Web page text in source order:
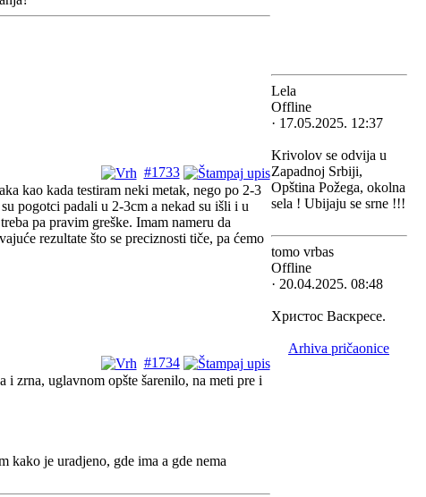
#1733
kao kada testiram neki metak, nego po 2-3
pogotci padali u 2-3cm a nekad su išli i u
pa pravim greške. Imam nameru da
rezultate što se preciznosti tiče, pa ćemo
#1734
i zrna, uglavnom opšte šarenilo, na meti pre i
je uradjeno, gde ima a gde nema
Lela
Offline
· 17.05.2025. 12:37
Krivolov se odvija u
Zapadnoj Srbiji,
Opština Požega, okolna
sela ! Ubijaju se srne !!!
tomo vrbas
Offline
· 20.04.2025. 08:48
Христос Васкресе.
Arhiva pričaonice